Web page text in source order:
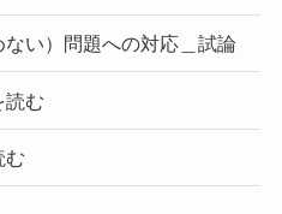
ない）問題への対応＿試論
読む
む